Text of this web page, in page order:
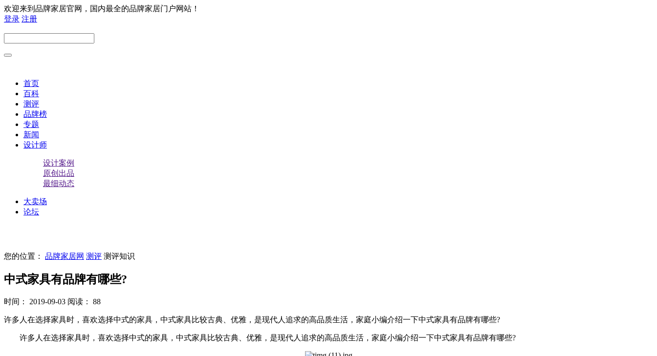
欢迎来到品牌家居官网，国内最全的品牌家居门户网站！
登录 注册
首页
百科
测评
品牌榜
专题
新闻
设计师
设计案例
原创出品
最细动态
大卖场
论坛
您的位置： 品牌家居网 测评 测评知识
中式家具有品牌有哪些?
时间： 2019-09-03 阅读： 88
许多人在选择家具时，喜欢选择中式的家具，中式家具比较古典、优雅，是现代人追求的高品质生活，家庭小编介绍一下中式家具有品牌有哪些?
许多人在选择家具时，喜欢选择中式的家具，中式家具比较古典、优雅，是现代人追求的高品质生活，家庭小编介绍一下中式家具有品牌有哪些?